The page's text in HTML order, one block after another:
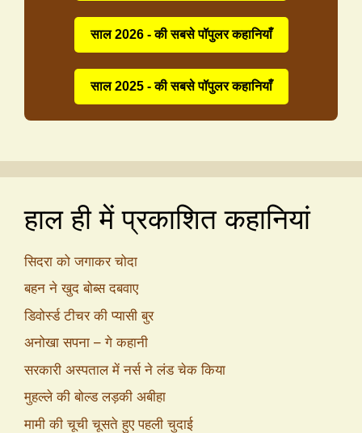
साल 2026 - की सबसे पॉपुलर कहानियाँ
साल 2025 - की सबसे पॉपुलर कहानियाँ
हाल ही में प्रकाशित कहानियां
सिदरा को जगाकर चोदा
बहन ने खुद बोब्स दबवाए
डिवोर्स्ड टीचर की प्यासी बुर
अनोखा सपना – गे कहानी
सरकारी अस्पताल में नर्स ने लंड चेक किया
मुहल्ले की बोल्ड लड़की अबीहा
मामी की चूची चूसते हुए पहली चुदाई